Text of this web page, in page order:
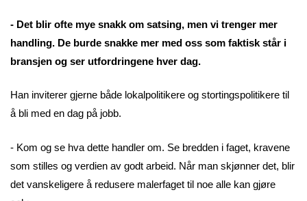
- Det blir ofte mye snakk om satsing, men vi trenger mer
handling. De burde snakke mer med oss som faktisk står i
bransjen og ser utfordringene hver dag.
Han inviterer gjerne både lokalpolitikere og stortingspolitikere til
å bli med en dag på jobb.
- Kom og se hva dette handler om. Se bredden i faget, kravene
som stilles og verdien av godt arbeid. Når man skjønner det, blir
det vanskeligere å redusere malerfaget til noe alle kan gjøre